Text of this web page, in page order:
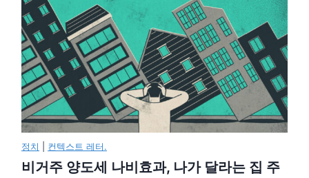
정치 컨텍스트 레터.
비거주 양도세 나비효과, 나가 달라는 집 주